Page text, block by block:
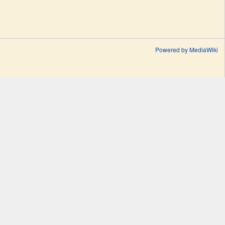
Powered by MediaWiki